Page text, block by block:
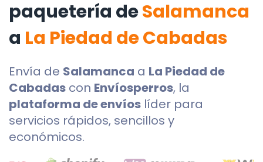
paquetería deSalamanca
a La Piedad de Cabadas
Envía de Salamanca a La Piedad de
Cabadas con Envíosperros, la
plataforma de envíos líder para
servicios rápidos, sencillos y
económicos.